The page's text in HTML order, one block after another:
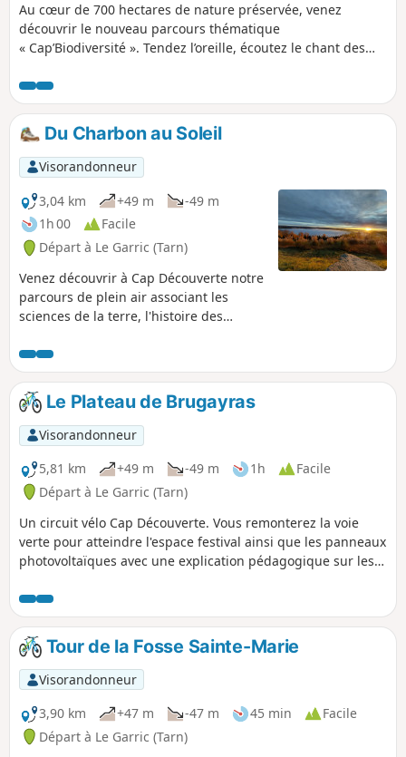
Au cœur de 700 hectares de nature préservée, venez
découvrir le nouveau parcours thématique
« Cap’Biodiversité ». Tendez l’oreille, écoutez le chant des
identifiez les essences qui vous entourent, admirez le
paysage atypique de Cap’ Découverte le temps d’une balade
Du Charbon au Soleil
Visorandonneur
3,04 km
+49 m
-49 m
1h 00
Facile
Départ à Le Garric (Tarn)
Venez découvrir à Cap Découverte notre
parcours de plein air associant les
sciences de la terre, l'histoire des
Parcourez l'Échelle du Temps, revisitez
nos inventions dans cette quête
incessante de nouvelles sources
d'énergies. Équipé d’un smartphone ou
d’une tablette, vous y découvrirez des
scènes de réalité augmentée et jeux
interactifs comme par exemple une
libellule en mouvement.
Le Plateau de Brugayras
Visorandonneur
5,81 km
+49 m -49 m 1h
Facile
Départ à Le Garric (Tarn)
Un circuit vélo Cap Découverte. Vous remonterez la voie
verte pour atteindre l'espace festival ainsi que les panneaux
photovoltaïques avec une explication pédagogique sur les
Tour de la Fosse Sainte-Marie
Visorandonneur
3,90 km
+47 m -47 m 45 min
Facile
Départ à Le Garric (Tarn)